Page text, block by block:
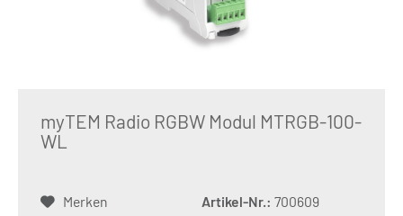
myTEM Radio RGBW Modul MTRGB-100-
WL
Merken Artikel-Nr.: 700609